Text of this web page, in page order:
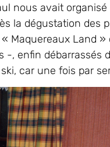
nous avait
la dégustation des
Maquereaux Land
, enfin débarrassés
car une fois par